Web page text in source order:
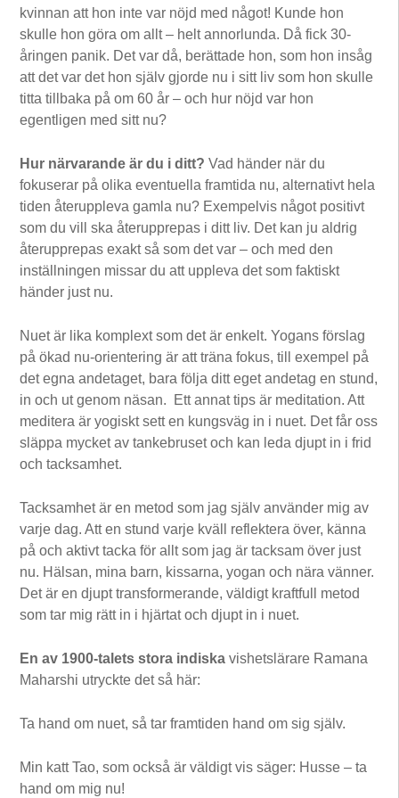
kvinnan att hon inte var nöjd med något! Kunde hon
skulle hon göra om allt – helt annorlunda. Då fick 30-
åringen panik. Det var då, berättade hon, som hon insåg
att det var det hon själv gjorde nu i sitt liv som hon skulle
titta tillbaka på om 60 år – och hur nöjd var hon
egentligen med sitt nu?
Hur närvarande är du i ditt? Vad händer när du
fokuserar på olika eventuella framtida nu, alternativt hela
tiden återuppleva gamla nu? Exempelvis något positivt
som du vill ska återupprepas i ditt liv. Det kan ju aldrig
återupprepas exakt så som det var – och med den
inställningen missar du att uppleva det som faktiskt
händer just nu.
Nuet är lika komplext som det är enkelt. Yogans förslag
på ökad nu-orientering är att träna fokus, till exempel på
det egna andetaget, bara följa ditt eget andetag en stund,
in och ut genom näsan. Ett annat tips är meditation. Att
meditera är yogiskt sett en kungsväg in i nuet. Det får oss
släppa mycket av tankebruset och kan leda djupt in i frid
och tacksamhet.
Tacksamhet är en metod som jag själv använder mig av
varje dag. Att en stund varje kväll reflektera över, känna
på och aktivt tacka för allt som jag är tacksam över just
nu. Hälsan, mina barn, kissarna, yogan och nära vänner.
Det är en djupt transformerande, väldigt kraftfull metod
som tar mig rätt in i hjärtat och djupt in i nuet.
En av 1900-talets stora indiska vishetslärare Ramana
Maharshi utryckte det så här:
Ta hand om nuet, så tar framtiden hand om sig själv.
Min katt Tao, som också är väldigt vis säger: Husse – ta
hand om mig nu!